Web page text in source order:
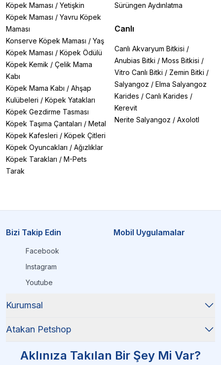
Köpek Maması / Yetişkin
Köpek Maması / Yavru Köpek
Maması
Konserve Köpek Maması / Yaş
Köpek Maması / Köpek Ödülü
Köpek Kemik / Çelik Mama
Kabı
Köpek Mama Kabı / Ahşap
Kulübeleri / Köpek Yatakları
Köpek Gezdirme Tasması
Köpek Taşıma Çantaları / Metal
Köpek Kafesleri / Köpek Çitleri
Köpek Oyuncakları / Ağızlıklar
Köpek Tarakları / M-Pets
Tarak
Sürüngen Aydınlatma
Canlı
Canlı Akvaryum Bitkisi /
Anubias Bitki / Moss Bitkisi /
Vitro Canlı Bitki / Zemin Bitki /
Salyangoz / Elma Salyangoz
Karides / Canlı Karides /
Kerevit
Nerite Salyangoz / Axolotl
Bizi Takip Edin
Facebook
Instagram
Youtube
Mobil Uygulamalar
Kurumsal
Atakan Petshop
Aklınıza Takılan Bir Şey Mi Var?